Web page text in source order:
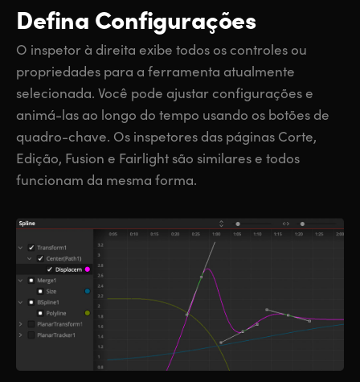
Defina Configurações
O inspetor à direita exibe todos os controles ou
propriedades para a ferramenta atualmente
selecionada. Você pode ajustar configurações e
animá-las ao longo do tempo usando os botões de
quadro-chave. Os inspetores das páginas Corte,
Edição, Fusion e Fairlight são similares e todos
funcionam da mesma forma.